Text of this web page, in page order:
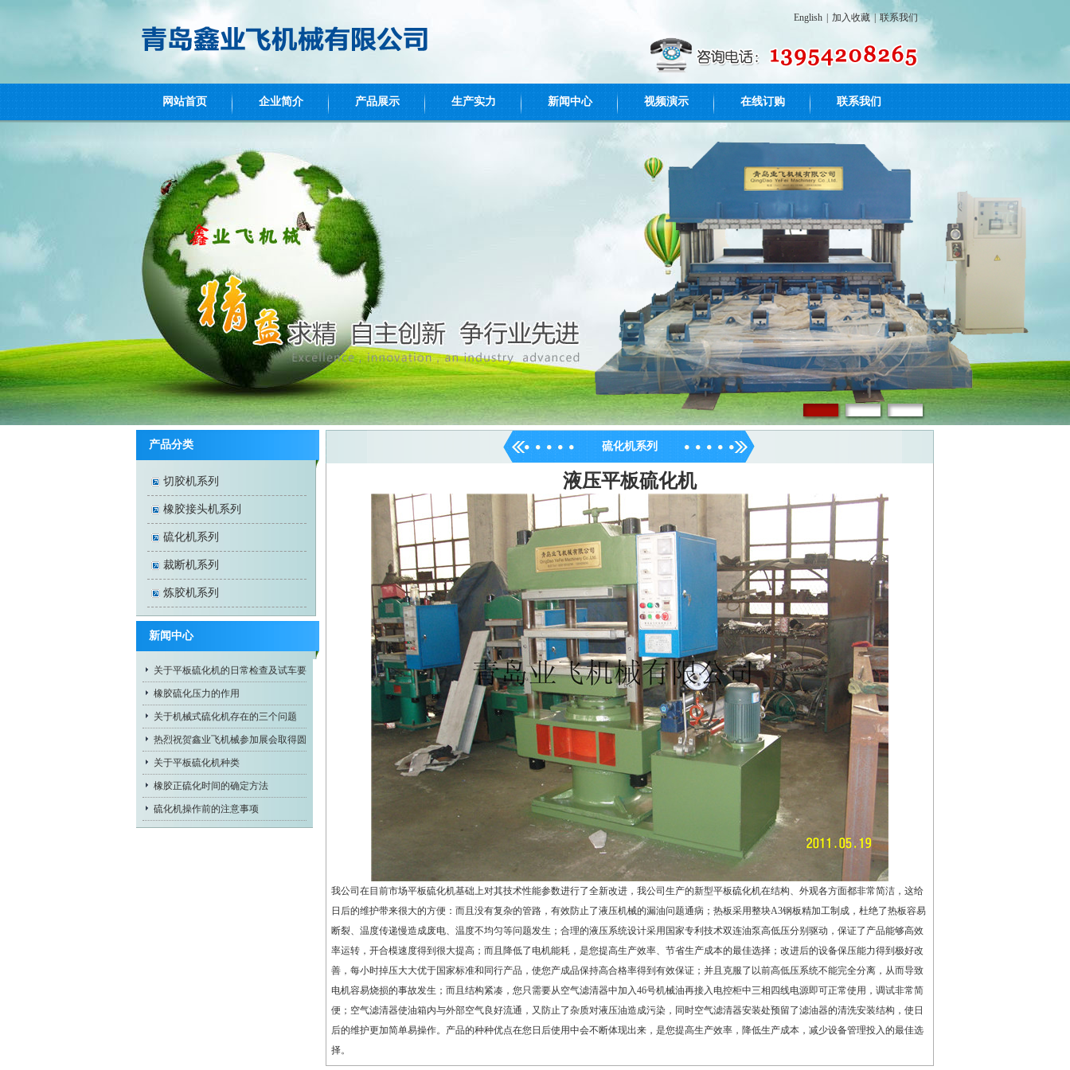
English 加入收藏 | 联系我们
网站首页 企业简介 产品展示 生产实力 新闻中心 视频演示 在线订购 联系我们
产品分类
切胶机系列
橡胶接头机系列
硫化机系列
裁断机系列
炼胶机系列
新闻中心
关于平板硫化机的日常检查及试车要
求
橡胶硫化压力的作用
关于机械式硫化机存在的三个问题
热烈祝贺鑫业飞机械参加展会取得圆
满成
关于平板硫化机种类
橡胶正硫化时间的确定方法
硫化机操作前的注意事项
硫化机系列
液压平板硫化机
我公司在目前市场平板硫化机基础上对其技术性能参数进行了全新改进，我公司生产的新型平板硫化机在结构、外观各方面都非常简洁，这给
日后的维护带来很大的方便：而且没有复杂的管路，有效防止了液压机械的漏油问题通病；热板采用整块A3钢板精加工制成，杜绝了热板容易
断裂、温度传递慢造成废电、温度不均匀等问题发生；合理的液压系统设计采用国家专利技术双连油泵高低压分别驱动，保证了产品能够高效
率运转，开合模速度得到很大提高；而且降低了电机能耗，是您提高生产效率、节省生产成本的最佳选择；改进后的设备保压能力得到极好改
善，每小时掉压大大优于国家标准和同行产品，使您产成品保持高合格率得到有效保证；并且克服了以前高低压系统不能完全分离，从而导致
电机容易烧损的事故发生；而且结构紧凑，您只需要从空气滤清器中加入46号机械油再接入电控柜中三相四线电源即可正常使用，调试非常简
便；空气滤清器使油箱内与外部空气良好流通，又防止了杂质对液压油造成污染，同时空气滤清器安装处预留了滤油器的清洗安装结构，使日
后的维护更加简单易操作。产品的种种优点在您日后使用中会不断体现出来，是您提高生产效率，降低生产成本，减少设备管理投入的最佳选
择。